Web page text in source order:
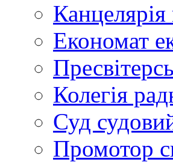
Канцелярія
Економат
Колегія
Суд
Промотор